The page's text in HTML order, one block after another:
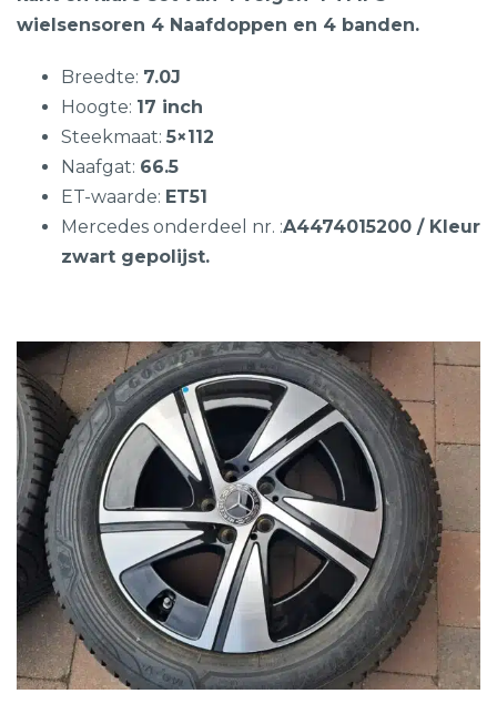
wielsensoren 4 Naafdoppen en 4 banden.
Breedte: 7.0J
Hoogte: 17 inch
Steekmaat: 5×112
Naafgat: 66.5
ET-waarde: ET51
Mercedes onderdeel nr. :A4474015200 / Kleur
zwart gepolijst.